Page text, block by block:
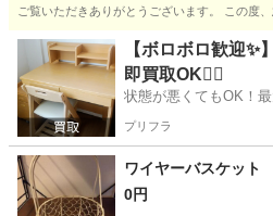
ご覧いただきありがとうございます。 この度
東京 台東区 浅草駅 その他
【ボロボロ歓迎
即買取OK🙆‍♀️
状態が悪くてもOK！
プリフラ
ワイヤーバスケット
0円